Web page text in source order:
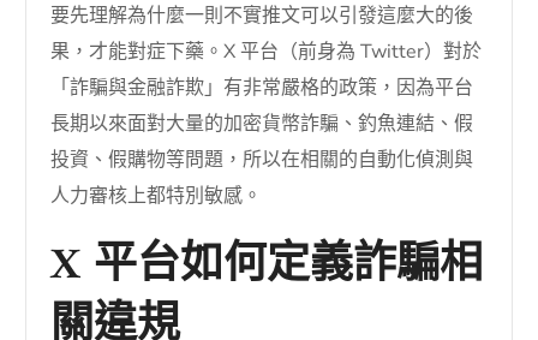
要先理解為什麼一則不實推文可以引發這麼大的後
果，才能對症下藥。X 平台（前身為 Twitter）對於
「詐騙與金融詐欺」有非常嚴格的政策，因為平台
長期以來面對大量的加密貨幣詐騙、釣魚連結、假
投資、假購物等問題，所以在相關的自動化偵測與
人力審核上都特別敏感。
X 平台如何定義詐騙相